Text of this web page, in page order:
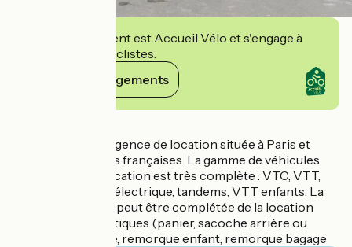
Cet établissement est Accueil Vélo et s'engage à
accueillir des cyclistes.
Voir ses engagements
Paulette est une agence de location située à Paris et
dans d'autres villes françaises. La gamme de véhicules
disponibles à la location est très complète : VTC, VTT,
VTC à assistance électrique, tandems, VTT enfants. La
location d'un vélo peut être complétée de la location
d'accessoires pratiques (panier, sacoche arrière ou
avant, porte-bébé, remorque enfant, remorque bagage